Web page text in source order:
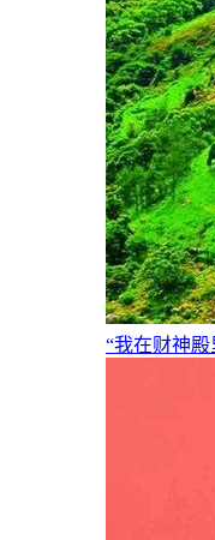
“我在财神